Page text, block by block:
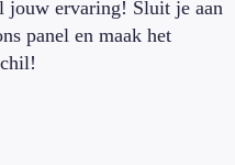
jouw ervaring! Sluit je aan
panel en maak het